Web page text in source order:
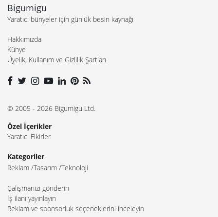
Bigumigu
Yaratıcı bünyeler için günlük besin kaynağı
Hakkımızda
Künye
Üyelik, Kullanım ve Gizlilik Şartları
© 2005 - 2026 Bigumigu Ltd.
Özel İçerikler
Yaratıcı Fikirler
Kategoriler
Reklam Tasarım Teknoloji
Çalışmanızı gönderin
İş ilanı yayınlayın
Reklam ve sponsorluk seçeneklerini inceleyin